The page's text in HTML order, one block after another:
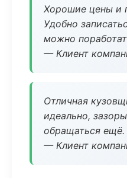
Хорошие цены и
Удобно
можно
— Клиент
Отличная
идеально,
обращаться ещё.
— Клиент